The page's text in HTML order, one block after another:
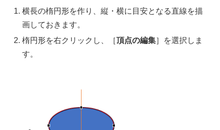
横長の楕円形を作り、縦・横に目安となる直線を描
画しておきます。
楕円形を右クリックし、［頂点の編集］を選択しま
す。